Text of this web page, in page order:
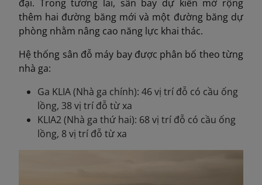
đại. Trong tương lai, sân bay dự kiến mở rộng
thêm hai đường băng mới và một đường băng dự
phòng nhằm nâng cao năng lực khai thác.
Hệ thống sân đỗ máy bay được phân bố theo từng
nhà ga:
Ga KLIA (Nhà ga chính): 46 vị trí đỗ có cầu ống
lồng, 38 vị trí đỗ từ xa
KLIA2 (Nhà ga thứ hai): 68 vị trí đỗ có cầu ống
lồng, 8 vị trí đỗ từ xa